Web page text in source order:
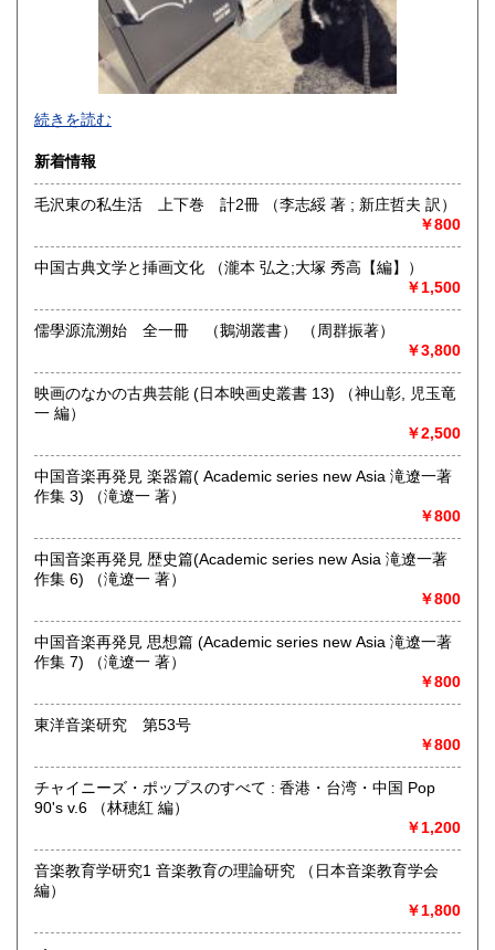
1,500円
1,600円
ネット販売を主に多ジャンルの書籍をお取り扱いしておりま
奈良県での専門書買取りはお任せください！
大量の書籍から蔵書の整理まで
★ISBN有の書籍・戦前・戦中の古書・紙物(古いチラシなど)
パンフレット・絵葉書・古写真等 CD・DVDなど 買取りして
おります！！
まずはお気軽にお問い合わせください!
沿線名：近鉄大阪線
最寄駅：桜井駅
営業時間：11時‐17時
定休日：金曜日(その他の曜日でも出張買取等により休みの場
水たま書店 ではお買取り大歓迎です
詳しくはHPをご覧ください
続きを読む
新着情報
毛沢東の私生活 上下巻 計2冊 （李志綏 著 ; 新庄哲夫 訳）
￥800
中国古典文学と挿画文化 （瀧本 弘之;大塚 秀高【編】）
￥1,500
儒學源流溯始 全一冊 （鵝湖叢書） （周群振著）
￥3,800
映画のなかの古典芸能 (日本映画史叢書 13) （神山彰, 児玉竜
一 編）
￥2,500
中国音楽再発見 楽器篇( Academic series new Asia 滝遼一著
作集 3) （滝遼一 著）
￥800
中国音楽再発見 歴史篇(Academic series new Asia 滝遼一著
作集 6) （滝遼一 著）
￥800
中国音楽再発見 思想篇 (Academic series new Asia 滝遼一著
作集 7) （滝遼一 著）
￥800
東洋音楽研究 第53号
￥800
チャイニーズ・ポップスのすべて : 香港・台湾・中国 Pop
90's v.6 （林穂紅 編）
￥1,200
音楽教育学研究1 音楽教育の理論研究 （日本音楽教育学会
編）
￥1,800